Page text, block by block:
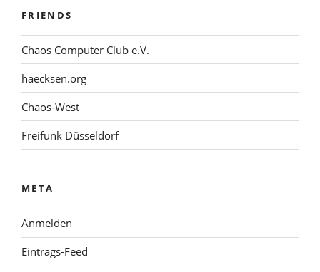
FRIENDS
Chaos Computer Club e.V.
haecksen.org
Chaos-West
Freifunk Düsseldorf
META
Anmelden
Eintrags-Feed